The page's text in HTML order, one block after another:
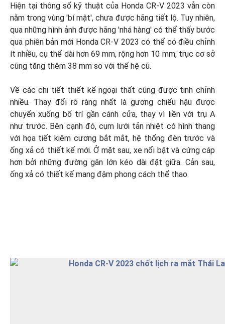
Hiện tại thông số kỹ thuật của Honda CR-V 2023 vẫn còn
nằm trong vùng 'bí mật', chưa được hãng tiết lộ. Tuy nhiên,
qua những hình ảnh được hãng 'nhá hàng' có thể thấy bước
qua phiên bản mới Honda CR-V 2023 có thể có điều chỉnh
ít nhiều, cụ thể dài hơn 69 mm, rộng hơn 10 mm, trục cơ sở
cũng tăng thêm 38 mm so với thế hệ cũ.
Về các chi tiết thiết kế ngoại thất cũng được tinh chỉnh
nhiều. Thay đổi rõ ràng nhất là gương chiếu hậu được
chuyển xuống bố trí gần cánh cửa, thay vì liền với trụ A
như trước. Bên cạnh đó, cụm lưới tản nhiệt có hình thang
với họa tiết kiêm cương bắt mắt, hệ thống đèn trước và
ống xả có thiết kế mới. Ở mặt sau, xe nổi bật và cứng cáp
hơn bởi những đường gân lớn kéo dài đặt giữa. Cản sau,
ống xả có thiết kế mang đậm phong cách thể thao.